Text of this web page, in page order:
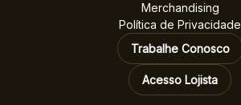
Merchandising
Política de Privacidade
Trabalhe Conosco
Acesso Lojista